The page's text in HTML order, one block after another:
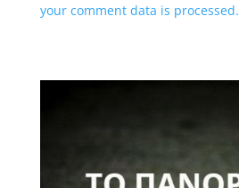
your comment data is processed.